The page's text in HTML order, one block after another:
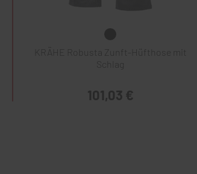
KRÄHE Robusta Zunft-Hüfthose mit
Schlag
101,03 €